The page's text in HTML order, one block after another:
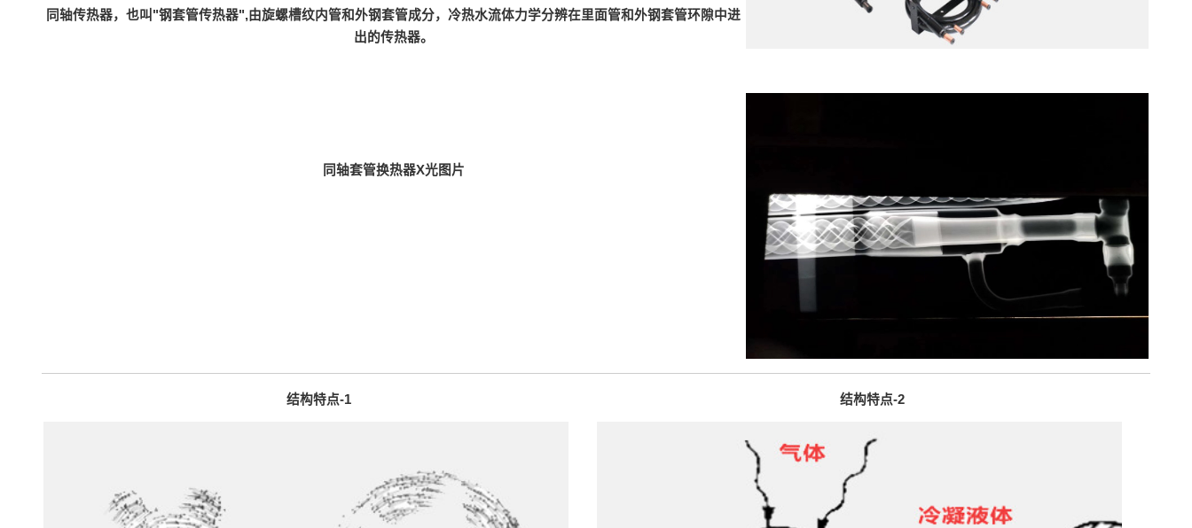
同轴传热器，也叫"钢套管传热器",由旋螺槽纹内管和外钢套管成分，冷热水流体力学分辨在里面管和外钢套管环隙中进
出的传热器。
同轴套管换热器X光图片
结构特点-1 结构特点-2